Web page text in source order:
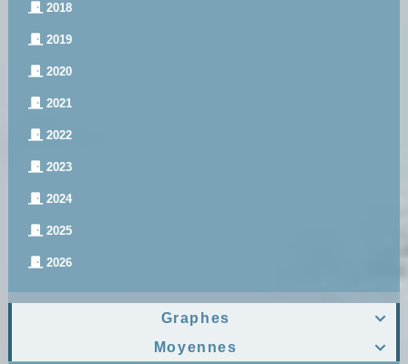
2018
2019
2020
2021
2022
2023
2024
2025
2026

Graphes

Moyennes